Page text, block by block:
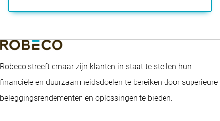
Robeco streeft ernaar zijn klanten in staat te stellen hun
financiële en duurzaamheidsdoelen te bereiken door superieure
beleggingsrendementen en oplossingen te bieden.